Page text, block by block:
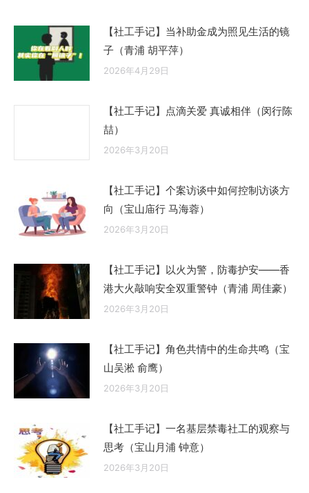
【社工手记】当补助金成为照见生活的镜
子（青浦 胡平萍）
2026年4月29日
【社工手记】点滴关爱 真诚相伴（闵行陈
喆）
2026年3月20日
【社工手记】个案访谈中如何控制访谈方
向（宝山庙行 马海蓉）
2026年3月20日
【社工手记】以火为警，防毒护安——香
港大火敲响安全双重警钟（青浦 周佳豪）
2026年3月20日
【社工手记】角色共情中的生命共鸣（宝
山吴淞 俞鹰）
2026年3月20日
【社工手记】一名基层禁毒社工的观察与
思考（宝山月浦 钟意）
2026年3月20日